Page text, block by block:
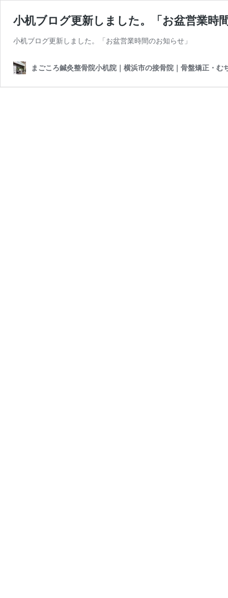
小机ブログ更新しました。「お盆営業時
小机ブログ更新しました。「お盆営業時間のお知らせ」
まごころ鍼灸整骨院小机院｜横浜市の接骨院｜骨盤矯正・む